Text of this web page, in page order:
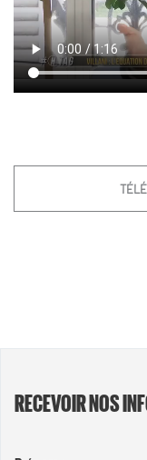
RECEVOIR NOS